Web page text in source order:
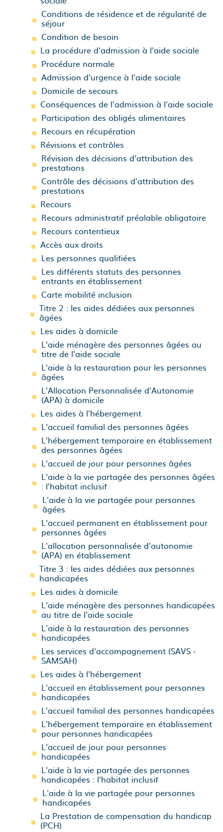
Conditions de résidence et de régularité de
séjour
Condition de besoin
La procédure d'admission à l'aide sociale
Procédure normale
Admission d'urgence à l'aide sociale
Domicile de secours
Conséquences de l'admission à l'aide sociale
Participation des obligés alimentaires
Recours en récupération
Révisions et contrôles
Révision des décisions d'attribution des
prestations
Contrôle des décisions d'attribution des
prestations
Recours
Recours administratif préalable obligatoire
Recours contentieux
Accès aux droits
Les personnes qualifiées
Les différents statuts des personnes
entrants en établissement
Carte mobilité inclusion
Titre 2 : les aides dédiées aux personnes
âgées
Les aides à domicile
L'aide ménagère des personnes âgées au
titre de l'aide sociale
L'aide à la restauration pour les personnes
âgées
L'Allocation Personnalisée d'Autonomie
(APA) à domicile
Les aides à l'hébergement
L'accueil familial des personnes âgées
L'hébergement temporaire en établissement
des personnes âgées
L'accueil de jour pour personnes âgées
L'aide à la vie partagée des personnes âgées
: l'habitat inclusif
L'aide à la vie partagée pour personnes
âgées
L'accueil permanent en établissement pour
personnes âgées
L'allocation personnalisée d'autonomie
(APA) en établissement
Titre 3 : les aides dédiées aux personnes
handicapées
Les aides à domicile
L'aide ménagère des personnes handicapées
au titre de l'aide sociale
L'aide à la restauration des personnes
handicapées
Les services d'accompagnement (SAVS -
SAMSAH)
Les aides à l'hébergement
L'accueil en établissement pour personnes
handicapées
L'accueil familial des personnes handicapées
L'hébergement temporaire en établissement
pour personnes handicapées
L'accueil de jour pour personnes
handicapées
L'aide à la vie partagée des personnes
handicapées : l'habitat inclusif
L'aide à la vie partagée pour personnes
handicapées
La Prestation de compensation du handicap
(PCH)